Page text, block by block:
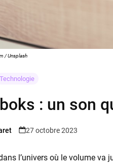
/ Unsplash
Technologie
: un son
27 octobre 2023
l’univers où le volume va